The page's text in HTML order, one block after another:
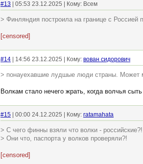
#13 | 05:53 23.12.2025 | Кому: Всем
> Финляндия построила на границе с Россией
[censored]
#14 | 14:56 23.12.2025 | Кому: вован сидорович
> понауехавшие лудшые люди страны. Может
Волкам стало нечего жрать, когда волчья
#15 | 00:00 24.12.2025 | Кому: ratamahata
> С чего финны взяли что волки - российские?!
> Они что, паспорта у волков проверяли?!
[censored]